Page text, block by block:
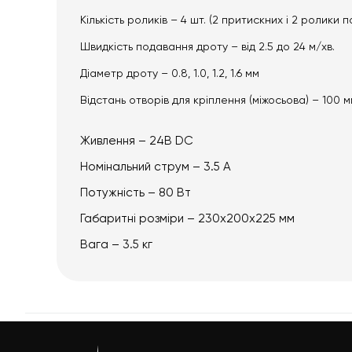
Кількість роликів – 4 шт. (2 притискних і 2 ролики
Швидкість подавання дроту – від 2.5 до 24 м/хв.
Діаметр дроту – 0.8, 1.0, 1.2, 1.6 мм
Відстань отворів для кріплення (міжосьова) – 100
Живлення – 24В DC
Номінальний струм – 3.5 А
Потужність – 80 Вт
Габаритні розміри – 230x200x225 мм
Вага – 3.5 кг